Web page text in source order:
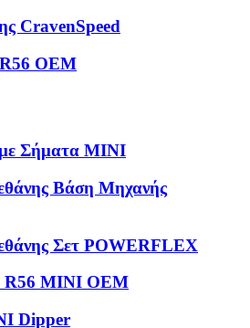
CravenSpeed
OEM
με Σήματα MINI
Βάση Μηχανής
Σετ POWERFLEX
R56 MINI OEM
Dipper